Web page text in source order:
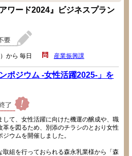
ワード2024』ビジネスプラン
から 毎日 産業振興課
ポジウム -女性活躍2025-」を
て、女性活躍に向けた機運の醸成や、職
革を図るため、別添のチラシのとおり女性
ウムを開催しました。
組を行っておられる森永乳業様から「森